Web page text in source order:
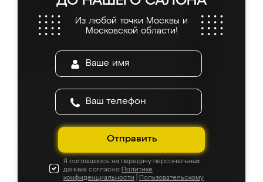
Из любой точки Москвы и
Московской области!
Отправить
Я соглашаюсь на передачу персональных
данных согласно Политике
конфиденциальности
Пользовательскому